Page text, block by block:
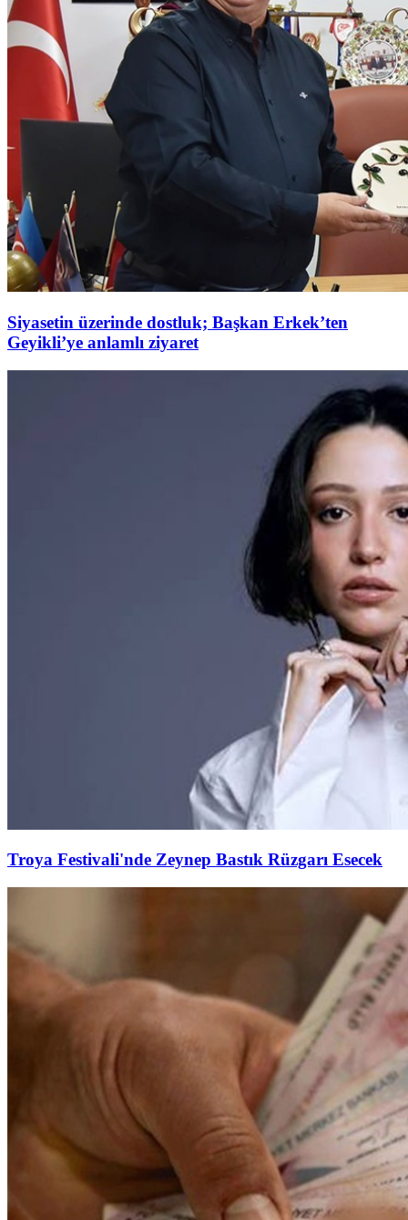
Siyasetin üzerinde dostluk; Başkan Erkek’ten
Geyikli’ye anlamlı ziyaret
Troya Festivali'nde Zeynep Bastık Rüzgarı Esecek